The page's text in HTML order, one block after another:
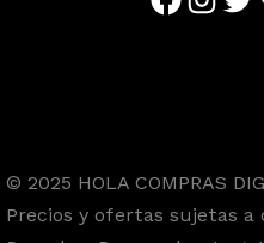
© 2025 HOLA COMPRAS
Precios y ofertas sujetas a